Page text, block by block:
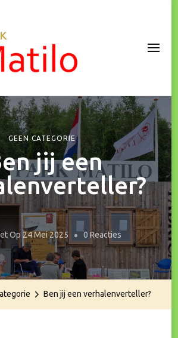
GEEN CATEGORIE
jij een
Op24 Mei 2025 0 ReactiesOp
Ben
Jij
Ben jij een verhalenverteller?